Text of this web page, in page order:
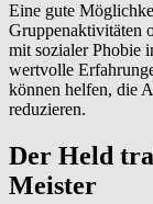
Eine gute
Gruppenaktivitäten
mit sozialer Phobie
wertvolle
können helfen, die
reduzieren.
Der Held
Meister